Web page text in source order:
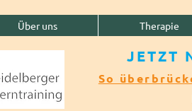
Über uns Therapie
JETZT
So